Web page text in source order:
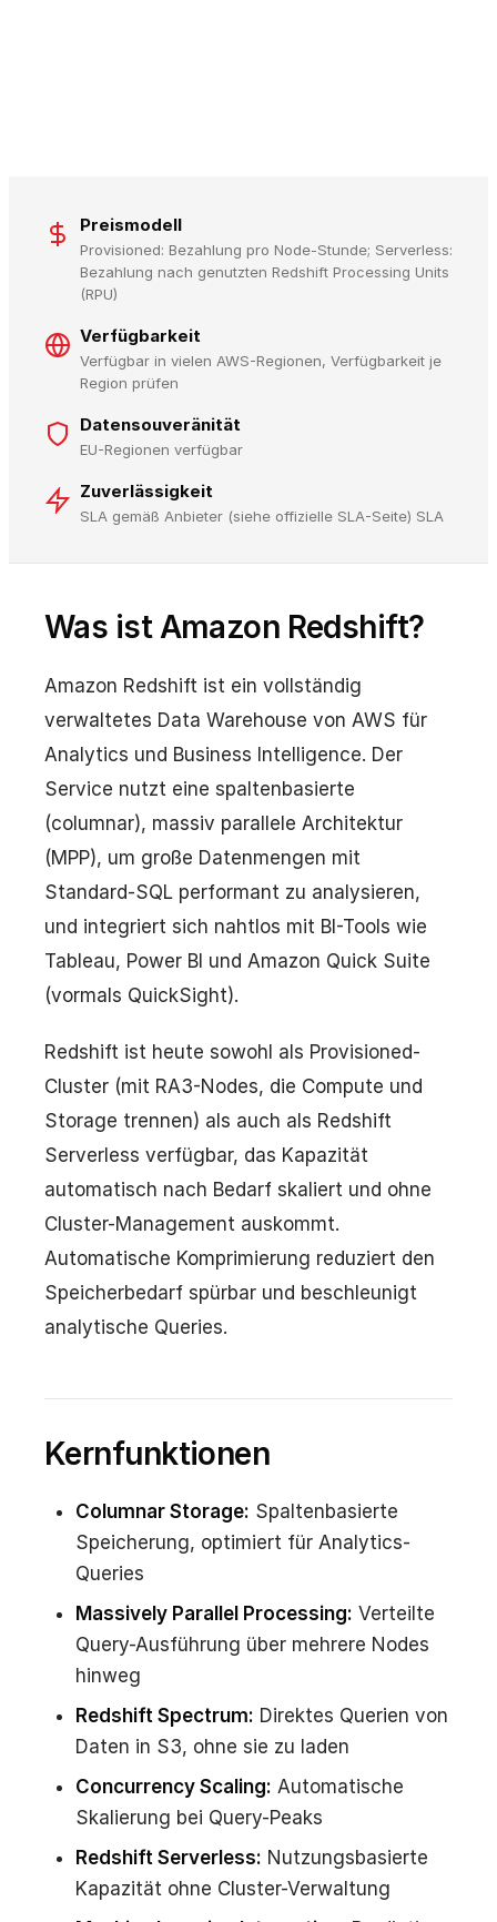
Preismodell
Provisioned: Bezahlung pro Node-Stunde; Serverless:
Bezahlung nach genutzten Redshift Processing Units
(RPU)
Verfügbarkeit
Verfügbar in vielen AWS-Regionen, Verfügbarkeit je
Region prüfen
Datensouveränität
EU-Regionen verfügbar
Zuverlässigkeit
SLA gemäß Anbieter (siehe offizielle SLA-Seite) SLA
Was ist Amazon Redshift?
Amazon Redshift ist ein vollständig
verwaltetes Data Warehouse von AWS für
Analytics und Business Intelligence. Der
Service nutzt eine spaltenbasierte
(columnar), massiv parallele Architektur
(MPP), um große Datenmengen mit
Standard-SQL performant zu analysieren,
und integriert sich nahtlos mit BI-Tools wie
Tableau, Power BI und Amazon Quick Suite
(vormals QuickSight).
Redshift ist heute sowohl als Provisioned-
Cluster (mit RA3-Nodes, die Compute und
Storage trennen) als auch als Redshift
Serverless verfügbar, das Kapazität
automatisch nach Bedarf skaliert und ohne
Cluster-Management auskommt.
Automatische Komprimierung reduziert den
Speicherbedarf spürbar und beschleunigt
analytische Queries.
Kernfunktionen
Columnar Storage: Spaltenbasierte
Speicherung, optimiert für Analytics-
Queries
Massively Parallel Processing: Verteilte
Query-Ausführung über mehrere Nodes
hinweg
Redshift Spectrum: Direktes Querien von
Daten in S3, ohne sie zu laden
Concurrency Scaling: Automatische
Skalierung bei Query-Peaks
Redshift Serverless: Nutzungsbasierte
Kapazität ohne Cluster-Verwaltung